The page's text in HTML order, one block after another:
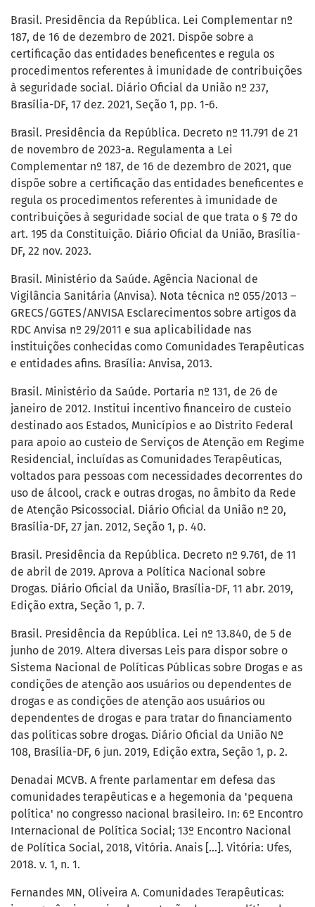
Brasil. Presidência da República. Lei Complementar nº
187, de 16 de dezembro de 2021. Dispõe sobre a
certificação das entidades beneficentes e regula os
procedimentos referentes à imunidade de contribuições
à seguridade social. Diário Oficial da União nº 237,
Brasília-DF, 17 dez. 2021, Seção 1, pp. 1-6.
Brasil. Presidência da República. Decreto nº 11.791 de 21
de novembro de 2023-a. Regulamenta a Lei
Complementar nº 187, de 16 de dezembro de 2021, que
dispõe sobre a certificação das entidades beneficentes e
regula os procedimentos referentes à imunidade de
contribuições à seguridade social de que trata o § 7º do
art. 195 da Constituição. Diário Oficial da União, Brasília-
DF, 22 nov. 2023.
Brasil. Ministério da Saúde. Agência Nacional de
Vigilância Sanitária (Anvisa). Nota técnica nº 055/2013 –
GRECS/GGTES/ANVISA Esclarecimentos sobre artigos da
RDC Anvisa nº 29/2011 e sua aplicabilidade nas
instituições conhecidas como Comunidades Terapêuticas
e entidades afins. Brasília: Anvisa, 2013.
Brasil. Ministério da Saúde. Portaria nº 131, de 26 de
janeiro de 2012. Institui incentivo financeiro de custeio
destinado aos Estados, Municípios e ao Distrito Federal
para apoio ao custeio de Serviços de Atenção em Regime
Residencial, incluídas as Comunidades Terapêuticas,
voltados para pessoas com necessidades decorrentes do
uso de álcool, crack e outras drogas, no âmbito da Rede
de Atenção Psicossocial. Diário Oficial da União nº 20,
Brasília-DF, 27 jan. 2012, Seção 1, p. 40.
Brasil. Presidência da República. Decreto nº 9.761, de 11
de abril de 2019. Aprova a Política Nacional sobre
Drogas. Diário Oficial da União, Brasília-DF, 11 abr. 2019,
Edição extra, Seção 1, p. 7.
Brasil. Presidência da República. Lei nº 13.840, de 5 de
junho de 2019. Altera diversas Leis para dispor sobre o
Sistema Nacional de Políticas Públicas sobre Drogas e as
condições de atenção aos usuários ou dependentes de
drogas e as condições de atenção aos usuários ou
dependentes de drogas e para tratar do financiamento
das políticas sobre drogas. Diário Oficial da União Nº
108, Brasília-DF, 6 jun. 2019, Edição extra, Seção 1, p. 2.
Denadai MCVB. A frente parlamentar em defesa das
comunidades terapêuticas e a hegemonia da 'pequena
política' no congresso nacional brasileiro. In: 6º Encontro
Internacional de Política Social; 13º Encontro Nacional
de Política Social, 2018, Vitória. Anais [...]. Vitória: Ufes,
2018. v. 1, n. 1.
Fernandes MN, Oliveira A. Comunidades Terapêuticas: